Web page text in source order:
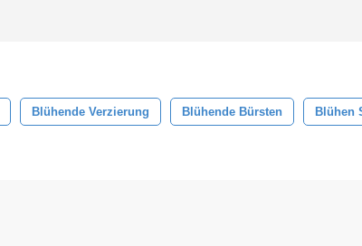
Blühende Verzierung Blühende Bürsten Blühen